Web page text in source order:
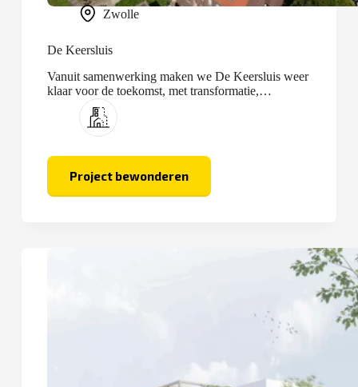
Zwolle
De Keersluis
Vanuit samenwerking maken we De Keersluis weer
klaar voor de toekomst, met transformatie,
optopping en nieuwbouw.
Project bewonderen
De
Keersluis